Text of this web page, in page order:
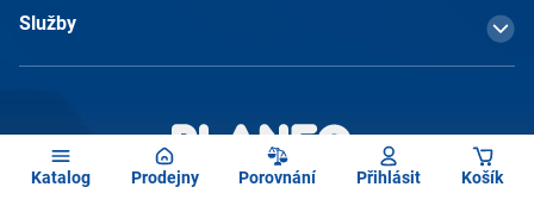
Katalog Prodejny Porovnání Přihlásit Košík
Služby